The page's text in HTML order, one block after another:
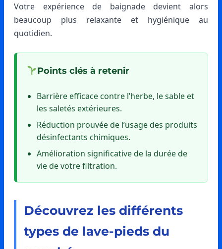
Votre expérience de baignade devient alors
beaucoup plus relaxante et hygiénique au
quotidien.
Points clés à retenir
Barrière efficace contre l’herbe, le sable et
les saletés extérieures.
Réduction prouvée de l’usage des produits
désinfectants chimiques.
Amélioration significative de la durée de
vie de votre filtration.
Découvrez les différents
types de lave-pieds du